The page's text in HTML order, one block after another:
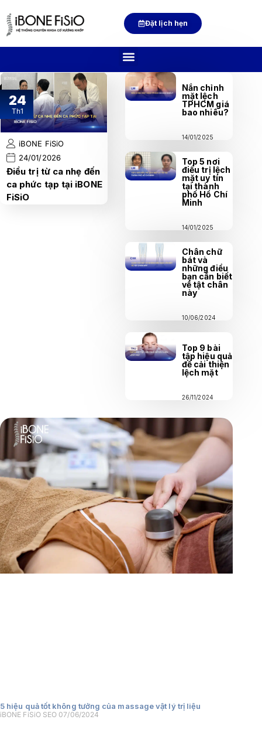
Đặt lịch hẹn
24
Th1
iBONE FiSiO
24/01/2026
Điều trị từ ca nhẹ đến
ca phức tạp tại iBONE
FiSiO
Nắn chỉnh
mặt lệch
TPHCM giá
bao nhiêu?
14/01/2025
Top 5 nơi
điều trị lệch
mặt uy tín
tại thành
phố Hồ Chí
Minh
14/01/2025
Chân chữ
bát và
những điều
bạn cần biết
về tật chân
này
10/06/2024
Top 9 bài
tập hiệu quả
để cải thiện
lệch mặt
26/11/2024
5 hiệu quả tốt không tưởng của massage vật lý trị liệu
iBONE FiSiO SEO 07/06/2024